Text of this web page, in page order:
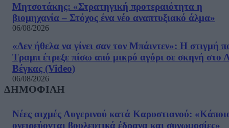
Μητσοτάκης: «Στρατηγική προτεραιότητα η
βιομηχανία – Στόχος ένα νέο αναπτυξιακό άλμα»
06/08/2026
«Δεν ήθελα να γίνει σαν τον Μπάιντεν»: Η στιγμή
Τραμπ έτρεξε πίσω από μικρό αγόρι σε σκηνή στο
Βέγκας (Video)
06/08/2026
ΔΗΜΟΦΙΛΗ
Νέες αιχμές Αυγερινού κατά Καρυστιανού:
ονειρεύονται βουλευτικά έδρανα και συνωμοσίες»